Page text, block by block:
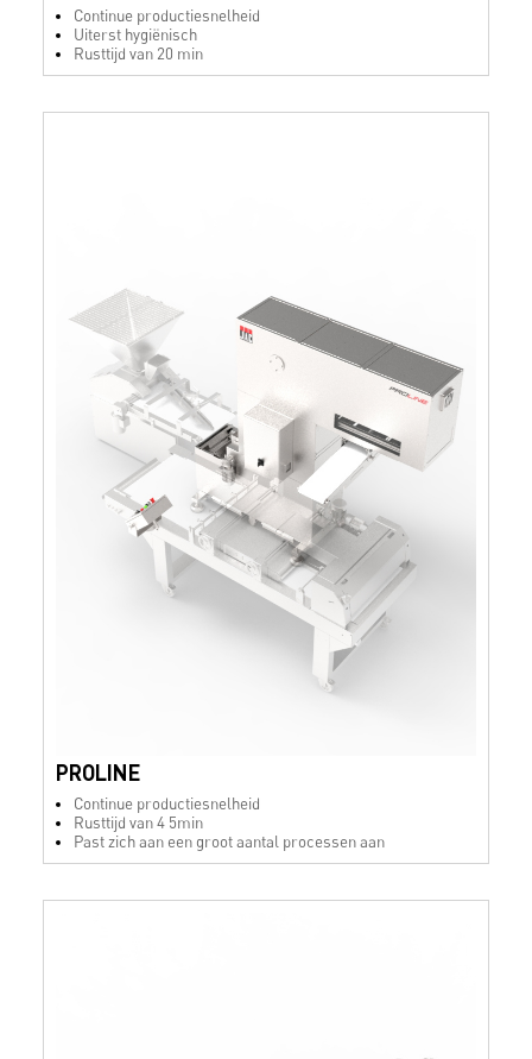
Continue productiesnelheid
Uiterst hygiënisch
Rusttijd van 20 min
PROLINE
Continue productiesnelheid
Rusttijd van 4 5min
Past zich aan een groot aantal processen aan